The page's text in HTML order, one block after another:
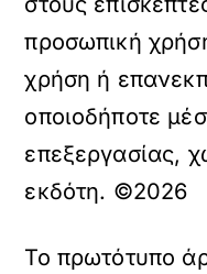
προσωπική
χρήση ή
οποιοδήποτε
επεξεργασίας,
εκδότη. ©2026
Το πρωτότυπο